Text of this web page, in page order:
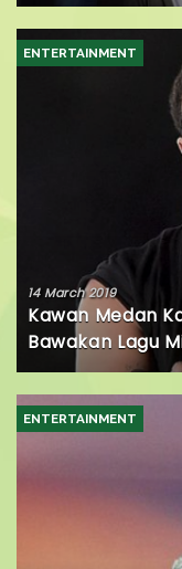
ENTERTAINMENT
14 March 2019
Kawan Medan
Bawakan Lagu
ENTERTAINMENT